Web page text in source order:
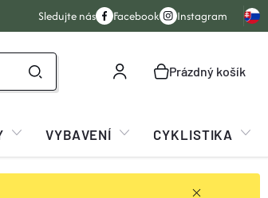
Sledujte nás Facebook Instagram
NÁKUPNÍ
Prázdný košík
VYBAVENÍ CYKLISTIKA